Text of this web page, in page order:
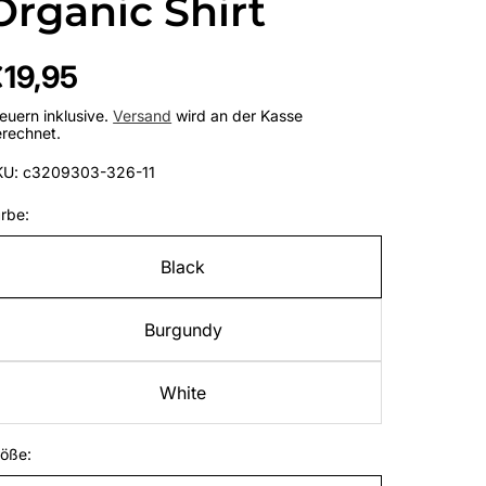
Shirt
inklusive.Versand wird an der Kasse
c3209303-326-11
Black
Burgundy
White